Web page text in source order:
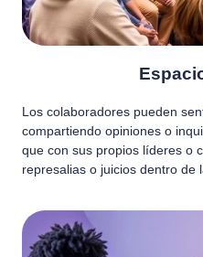
Los colaboradores pueden
compartiendo opiniones o
que con sus propios líderes o
represalias o juicios dentro de